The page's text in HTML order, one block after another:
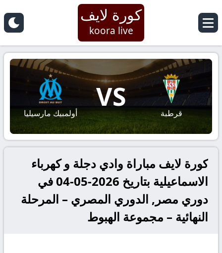
كورة لايف
koora live
قرطبة
VS
أولمبيك مارسيليا
كورة لايف مباراة وادي دجلة و كهرباء
الاسماعيلية بتاريخ 2026-05-04 في
دوري مصر, الدوري المصري – المرحلة
النهائية – مجموعة الهبوط